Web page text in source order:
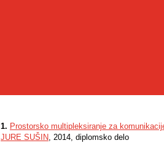
1. Prostorsko multipleksiranje za
JURE SUŠIN, 2014, diplomsko delo